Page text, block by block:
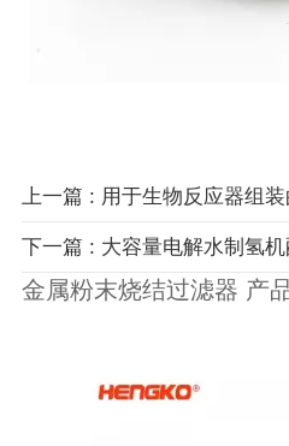
上一篇 : 用于生物反应器组
金属粉末烧结过滤器 产